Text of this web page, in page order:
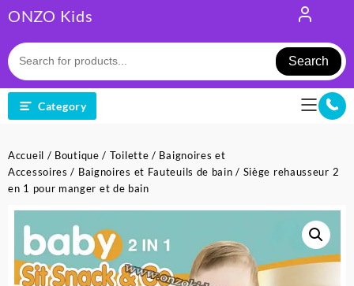
to
content
ONZO Kids
Search
Category
Accueil / Boutique / Toilette / Baignoires et
Accessoires / Baignoires et Fauteuils de bain / Siège rehausseur 2
en 1 pour manger et de bain